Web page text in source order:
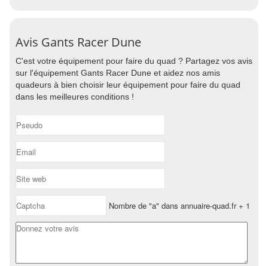
Avis Gants Racer Dune
C'est votre équipement pour faire du quad ? Partagez vos avis
sur l'équipement Gants Racer Dune et aidez nos amis
quadeurs à bien choisir leur équipement pour faire du quad
dans les meilleures conditions !
Nombre de "a" dans annuaire-quad.fr + 1